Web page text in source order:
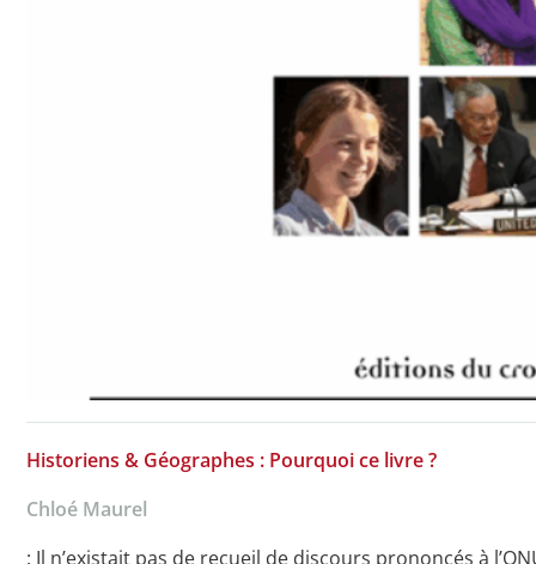
Historiens & Géographes : Pourquoi ce livre ?
Chloé Maurel
: Il n’existait pas de recueil de discours prononcés à